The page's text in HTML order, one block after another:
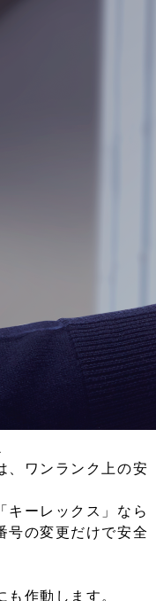
、ワンランク上の安
キーレックス」なら
号の変更だけで安全
作動します。